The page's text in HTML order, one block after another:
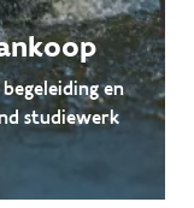
en
studiewerk